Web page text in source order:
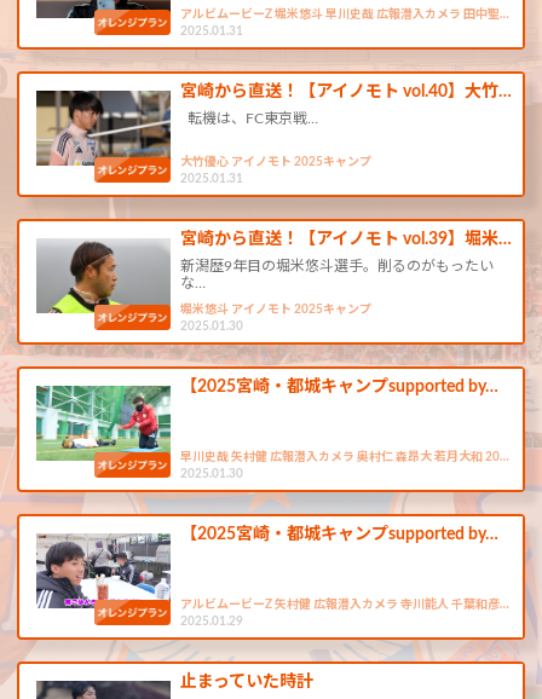
アルビムービーZ 堀米悠斗 早川史哉 広報潜入カメラ 田中聖…
2025.01.31
宮崎から直送！【アイノモト vol.40】大竹…
転機は、FC東京戦…
大竹優心 アイノモト 2025キャンプ
2025.01.31
宮崎から直送！【アイノモト vol.39】堀米…
新潟歴9年目の堀米悠斗選手。削るのがもったい
な…
堀米悠斗 アイノモト 2025キャンプ
2025.01.30
【2025宮崎・都城キャンプsupported by…
早川史哉 矢村健 広報潜入カメラ 奥村仁 森昂大 若月大和 20…
2025.01.30
【2025宮崎・都城キャンプsupported by…
アルビムービーZ 矢村健 広報潜入カメラ 寺川能人 千葉和彦…
2025.01.29
止まっていた時計